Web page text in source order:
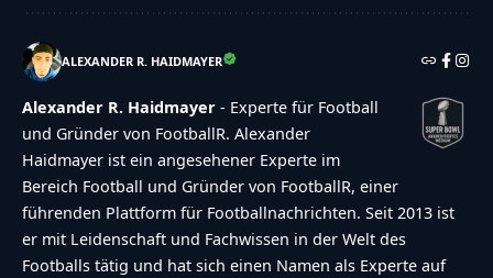
ALEXANDER R. HAIDMAYER
Alexander R. Haidmayer - Experte für Football
und Gründer von FootballR. Alexander
Haidmayer ist ein angesehener Experte im
Bereich Football und Gründer von FootballR, einer
führenden Plattform für Footballnachrichten. Seit 2013 ist
er mit Leidenschaft und Fachwissen in der Welt des
Footballs tätig und hat sich einen Namen als Experte auf